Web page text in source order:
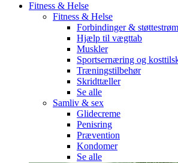
Fitness & Helse
Fitness & Helse
Forbindinger &
Hjælp til vægttab
Muskler
Sportsernæring og
Træningstilbehør
Skridttæller
Se alle
Samliv & sex
Glidecreme
Penisring
Prævention
Kondomer
Se alle